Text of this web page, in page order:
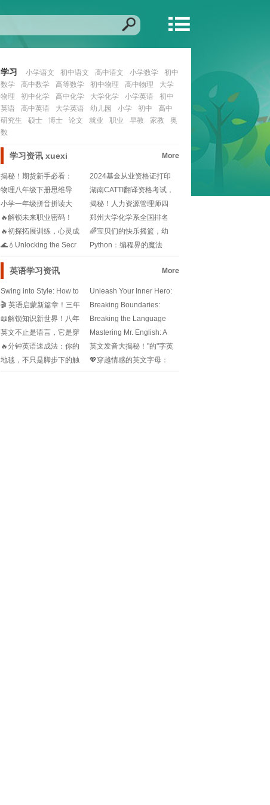
学习 小学语文 初中语文 高中语文 小学数学
初中
数学
高中数学 高等数学 初中物理 高中物理
大学
物理
初中化学 高中化学 大学化学 小学英语
初中
英语
高中英语 大学英语 幼儿园 小学 初中
高中
研究生
硕士 博士 论文 就业 职业 早教 家教
奥
数
学习资讯 xuexi More
揭秘！期货新手必看：
2025年期货从业资
2024基金从业资格证打印
流程是怎样的？
物理八年级下册思维导
图？🧐如何快速梳理知
湖南CATTI翻译资格考试，
你准备好了吗
小学一年级拼音拼读大
全？🎒孩子发音不准怎
揭秘！人力资源管理师四
级的入门密码：你需
🔥解锁未来职业密码！
BEC报名资格全解析
郑州大学化学系全国排名
是多少🧐是怎样的实
🔥初探拓展训练，心灵成
长的火花碰撞！🔥
🌈宝贝们的快乐摇篮，幼
儿园的温馨颂歌🎈!
🌊💧Unlocking the Secr
Python：编程界的魔法
棒，解锁无限趣
英语学习资讯 More
Swing into Style: How to
Say I Love P
Unleash Your Inner Hero:
The English o
🎬 英语启蒙新篇章！三年
级上册英语视频教学大揭
秘 🌟📚
Breaking Boundaries:
English Learning
📖解锁知识新世界！八年
级上册人教版英语电子课
本全面解析🔍
Breaking the Language
Barrier: How to
英文不止是语言，它是穿
越时空的魔力！有时的英
语，解锁新世界的大门🌍
Mastering Mr. English: A
Modern Guide
🔥分钟英语速成法：你的
高效学习新路径!
英文发音大揭秘！"的"字英
语怎么说？🗣️🔍
地毯，不只是脚步下的触
感，它是家居故事的英文
💖穿越情感的英文字母：
解锁爱情与友情的国际语